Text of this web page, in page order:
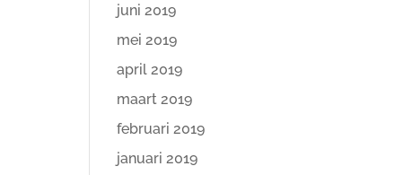
juni 2019
mei 2019
april 2019
maart 2019
februari 2019
januari 2019